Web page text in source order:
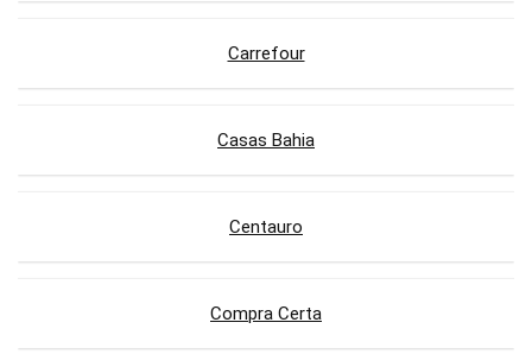
Carrefour
Casas Bahia
Centauro
Compra Certa